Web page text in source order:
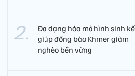
Đa dạng hóa mô hình sinh kế
giúp đồng bào Khmer giảm
nghèo bền vững